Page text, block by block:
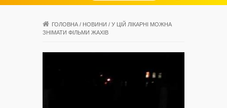
ГОЛОВНА / НОВИНИ / У ЦІЙ ЛІКАРНІ МОЖНА
ЗНІМАТИ ФІЛЬМИ ЖАХІВ